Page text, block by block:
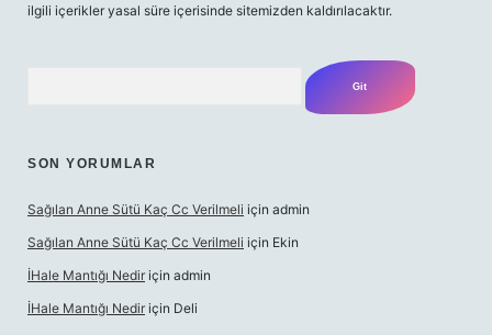
ilgili içerikler yasal süre içerisinde sitemizden kaldırılacaktır.
SON YORUMLAR
Sağılan Anne Sütü Kaç Cc Verilmeli için admin
Sağılan Anne Sütü Kaç Cc Verilmeli için Ekin
İHale Mantığı Nedir için admin
İHale Mantığı Nedir için Deli